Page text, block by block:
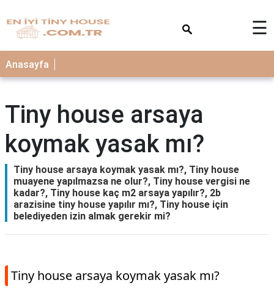
☰
Anasayfa
Tiny house arsaya
koymak yasak mı?
Tiny house arsaya koymak yasak mı?, Tiny house
muayene yapılmazsa ne olur?, Tiny house vergisi ne
kadar?, Tiny house kaç m2 arsaya yapılır?, 2b
arazisine tiny house yapılır mı?, Tiny house için
belediyeden izin almak gerekir mi?
Tiny house arsaya koymak yasak mı?